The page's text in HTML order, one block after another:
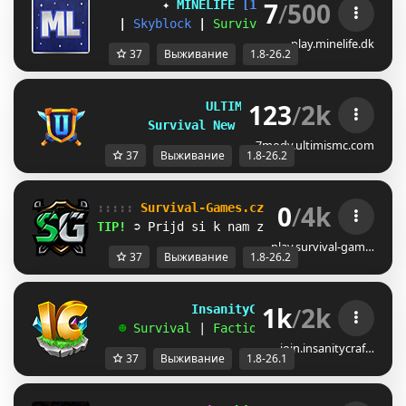
✦ MINELIFE [1.8 - 26.2]
Skyblock Survival | Prison
7/500
play.minelife.dk
37 Выживание 1.8-26.2
UL TIM SM C | 1.8 .
Survival New ea son R eleas !
123/2k
7mody.ultimismc.com
37 Выживание 1.8-26.2
::::: Survival-Games.cz ::::: [ 26.2
TIP! ➲ Prijd si k nam zahrat :)
0/4k
play.survival-gam…
37 Выживание 1.8-26.2
InsanityCraft || 1.8 - 26.1
☻ Survival Factions | Skyblock
1k/2k
join.insanitycraf…
37 Выживание 1.8-26.1